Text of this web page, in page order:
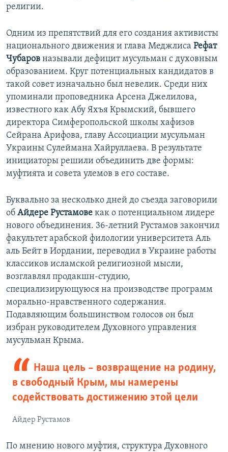
религии.
Одним из препятствий для его создания активисты
национального движения и глава Меджлиса Рефат
Чубаров называли дефицит мусульман с духовным
образованием. Круг потенциальных кандидатов в
такой совет изначально был невелик. Среди них
упоминали проповедника Арсена Джелилова,
известного как Абу Яхъя Крымский, бывшего
директора Симферопольской школы хафизов
Сейрана Арифова, главу Ассоциации мусульман
Украины Сулеймана Хайруллаева. В результате
инициаторы решили объединить две формы:
муфтията и совета улемов в его составе.
Буквально за несколько дней до съезда заговорили
об Айдере Рустамове как о потенциальном лидере
нового объединения. 36-летний Рустамов закончил
факультет арабской филологии университета Аль
аль Бейт в Иордании, переводил в Украине работы
классиков исламской религиозной мысли,
возглавлял продакшн-студию,
специализирующуюся на производстве программ
морально-нравственного содержания.
Подавляющим большинством голосов он был
избран руководителем Духовного управления
мусульман Крыма.
Наша цель – возвращение на родину,
в свободный Крым, мы намерены
содействовать достижению этой цели
Айдер Рустамов
По мнению нового муфтия, структура Духовного